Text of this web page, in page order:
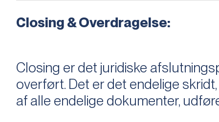
Closing & Overdragelse:
Closing er det juridiske
overført. Det er det endelige
af alle endelige dokumenter,